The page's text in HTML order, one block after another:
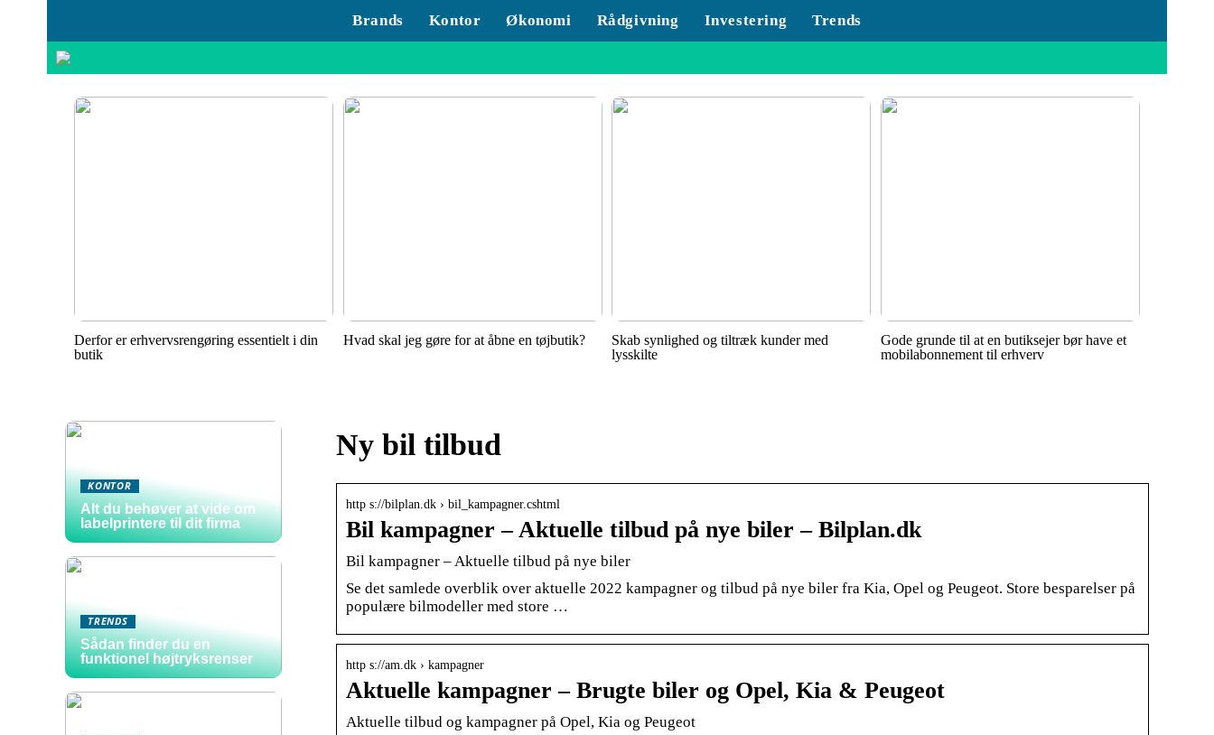
Brands Kontor Økonomi Rådgivning Investering Trends
Derfor er erhvervsrengøring essentielt i din
butik
Hvad skal jeg gøre for at åbne en tøjbutik?
Skab synlighed og tiltræk kunder med
lysskilte
Gode grunde til at en butiksejer bør have et
mobilabonnement til erhverv
Ny bil tilbud
http s://bilplan.dk › bil_kampagner.cshtml
Bil kampagner – Aktuelle tilbud på nye biler – Bilplan.dk
Bil kampagner – Aktuelle tilbud på nye biler
Se det samlede overblik over aktuelle 2022 kampagner og tilbud på nye biler fra Kia, Opel og Peugeot. Store besparelser på
populære bilmodeller med store …
http s://am.dk › kampagner
Aktuelle kampagner – Brugte biler og Opel, Kia & Peugeot
Aktuelle tilbud og kampagner på Opel, Kia og Peugeot
KONTOR
Alt du behøver at vide om
labelprintere til dit firma
TRENDS
Sådan finder du en
funktionel højtryksrenser